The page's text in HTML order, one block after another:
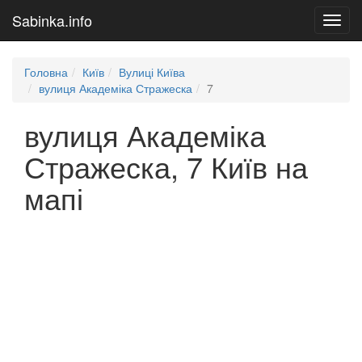
Sabinka.info
Головна Київ
Вулиці Київа
вулиця Академіка Стражеска
7
вулиця Академіка
Стражеска, 7 Київ на
мапі